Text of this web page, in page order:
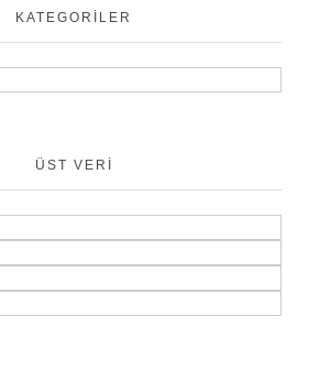
KATEGORILER
ÜST VERI